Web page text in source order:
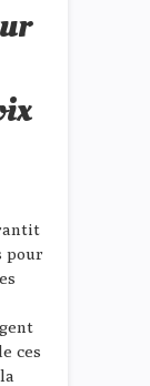
pour
ces